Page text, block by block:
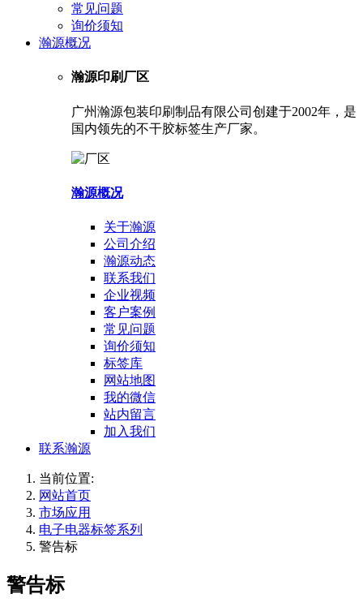
常见问题
询价须知
瀚源概况
瀚源印刷厂区
广州瀚源包装印刷制品有限公司创建于2002年，是
国内领先的不干胶标签生产厂家。
瀚源概况
关于瀚源
公司介绍
瀚源动态
联系我们
企业视频
客户案例
常见问题
询价须知
标签库
网站地图
我的微信
站内留言
加入我们
联系瀚源
当前位置:
网站首页
市场应用
电子电器标签系列
警告标
警告标